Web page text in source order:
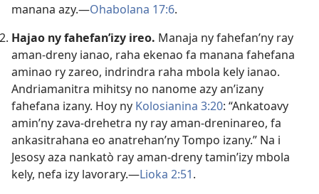
manana azy.—Ohabolana 17:6.
Hajao ny fahefan’izy ireo. Manaja ny fahefan’ny ray
aman-dreny ianao, raha ekenao fa manana fahefana
aminao ry zareo, indrindra raha mbola kely ianao.
Andriamanitra mihitsy no nanome azy an’izany
fahefana izany. Hoy ny Kolosianina 3:20: “Ankatoavy
amin’ny zava-drehetra ny ray aman-dreninareo, fa
ankasitrahana eo anatrehan’ny Tompo izany.” Na i
Jesosy aza nankatò ray aman-dreny tamin’izy mbola
kely, nefa izy lavorary.—Lioka 2:51.